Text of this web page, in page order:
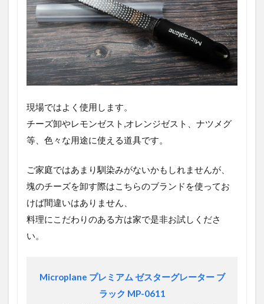
現場ではよく使用します。
チーズ卸やレモンゼスト,オレンジゼスト、ナツメグ
等、色々な用途に使える道具です。
ご家庭ではあまり馴染みがないかもしれませんが、
塊のチーズを卸す際はこちらのブランドを使ってお
けば間違いはありません、
料理にこだわりのある方は家で是非お試しくださ
い。
Microplane プレミアム ゼスターグレーター ブ
ラック MP-0611